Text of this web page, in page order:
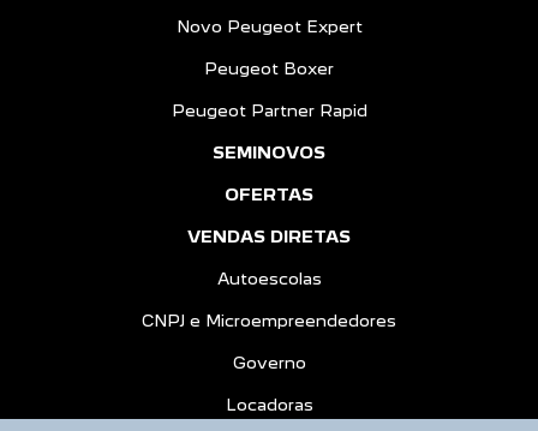
Novo Peugeot Expert
Peugeot Boxer
Peugeot Partner Rapid
SEMINOVOS
OFERTAS
VENDAS DIRETAS
Autoescolas
CNPJ e Microempreendedores
Governo
Locadoras